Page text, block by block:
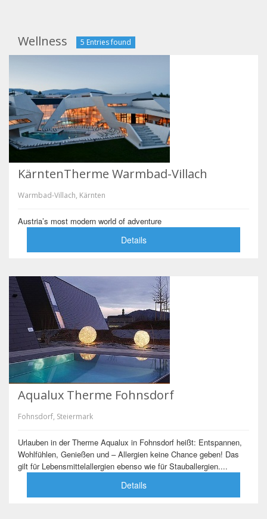
Wellness 5 Entries found
KärntenTherme Warmbad-Villach
Warmbad-Villach, Kärnten
Austria’s most modern world of adventure
Details
Aqualux Therme Fohnsdorf
Fohnsdorf, Steiermark
Urlauben in der Therme Aqualux in Fohnsdorf heißt: Entspannen,
Wohlfühlen, Genießen und – Allergien keine Chance geben! Das
gilt für Lebensmittelallergien ebenso wie für Stauballergien....
Details